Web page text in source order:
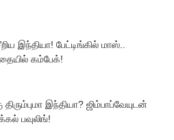
இந்தியா! பேட்டிங்கில் மாஸ்..
கம்பேக்!
இந்தியா? ஜிம்பாப்வேயுடன்
பவுலிங்!